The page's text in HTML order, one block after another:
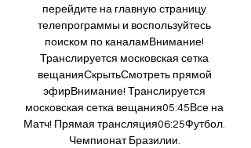
перейдите на главную страницу
телепрограммы и воспользуйтесь
поиском по каналамВнимание!
Транслируется московская сетка
вещанияСкрытьСмотреть прямой
эфирВнимание! Транслируется
московская сетка вещания05:45Все на
Матч! Прямая трансляция06:25Футбол.
Чемпионат Бразилии.